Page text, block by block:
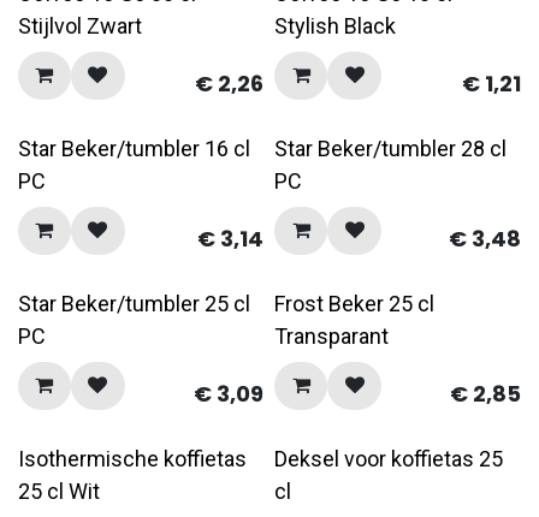
Stijlvol Zwart
€ 2,26
Stylish Black
€ 1,21
Star Beker/tumbler 16 cl
PC
€ 3,14
Star Beker/tumbler 28 cl
PC
€ 3,48
Star Beker/tumbler 25 cl
PC
€ 3,09
Frost Beker 25 cl
Transparant
€ 2,85
Isothermische koffietas
25 cl Wit
Deksel voor koffietas 25
cl